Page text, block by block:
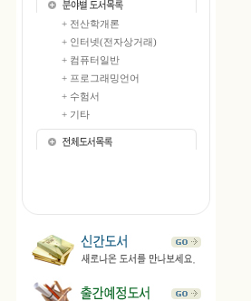
+ 전산학개론
+ 인터넷(전자상거래)
+ 컴퓨터일반
+ 프로그래밍언어
+ 수험서
+ 기타